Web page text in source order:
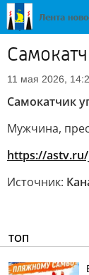
11 мая 2026,
Самокатчик
Мужчина,
https://
Источник:
ТОП